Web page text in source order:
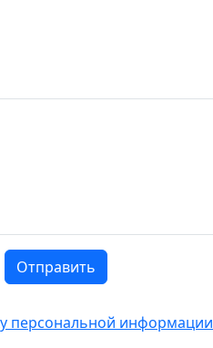
Отправить
персональной информации